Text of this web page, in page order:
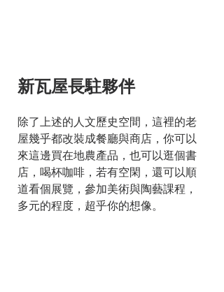
新瓦屋長駐夥伴
除了上述的人文歷史空間，這裡的老
屋幾乎都改裝成餐廳與商店，你可以
來這邊買在地農產品，也可以逛個書
店，喝杯咖啡，若有空閑，還可以順
道看個展覽，參加美術與陶藝課程，
多元的程度，超乎你的想像。